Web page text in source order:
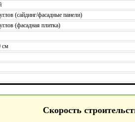
(сайдинг/фасадные панели)
(фасадная плитка)
см
Скорость